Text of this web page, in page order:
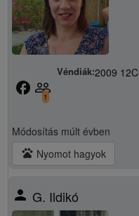
Véndiák:2009 12C
facebook people_outline
1
Módosítás múlt évben
pets Nyomot hagyok
person G. Ildikó